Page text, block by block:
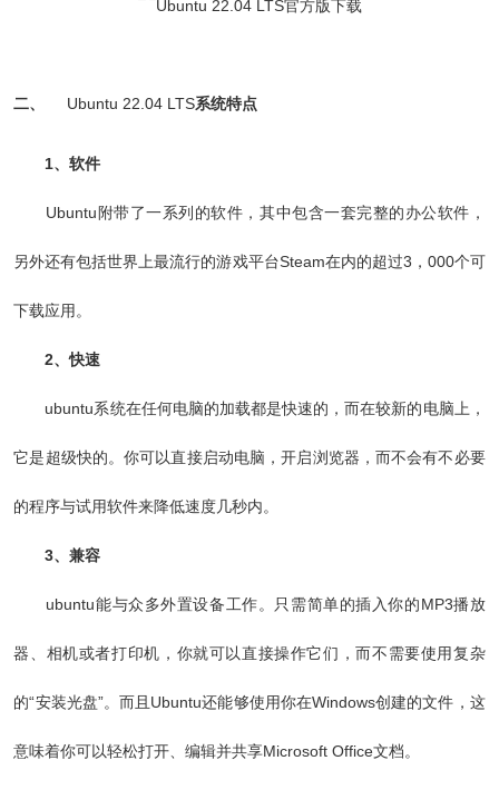
二、 Ubuntu 22.04 LTS系统特点
1、软件
Ubuntu附带了一系列的软件，其中包含一套完整的办公软件，
另外还有包括世界上最流行的游戏平台Steam在内的超过3，000个可
下载应用。
2、快速
ubuntu系统在任何电脑的加载都是快速的，而在较新的电脑上，
它是超级快的。你可以直接启动电脑，开启浏览器，而不会有不必要
的程序与试用软件来降低速度几秒内。
3、兼容
ubuntu能与众多外置设备工作。只需简单的插入你的MP3播放
器、相机或者打印机，你就可以直接操作它们，而不需要使用复杂
的“安装光盘”。而且Ubuntu还能够使用你在Windows创建的文件，这
意味着你可以轻松打开、编辑并共享Microsoft Office文档。